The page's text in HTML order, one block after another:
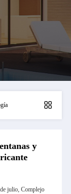
y
julio, Complejo